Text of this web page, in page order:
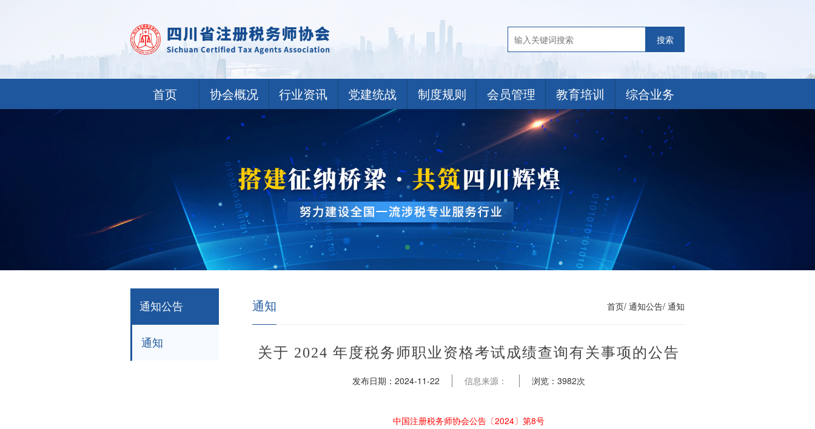
搜索
首页 协会概况 行业资讯 党建统战 制度规则 会员管理 教育培训 综合业务
通知公告
通知
通知 首页/ 通知公告/ 通知
关于 2024 年度税务师职业资格考试成绩查询有关事项的公告
发布日期： 2024-11-22 信息来源： 浏览： 3982次
中国注册税务师协会公告〔2024〕第8号